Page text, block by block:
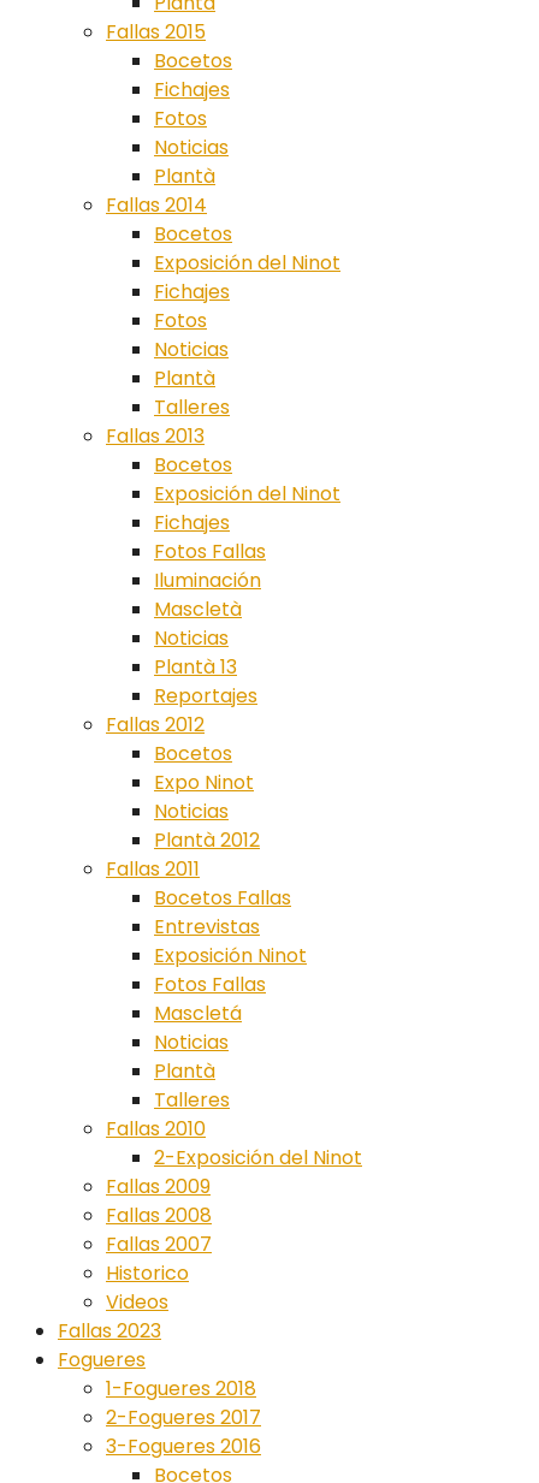
Fallas 2015
Bocetos
Fichajes
Fotos
Noticias
Plantà
Fallas 2014
Bocetos
Exposición del Ninot
Fichajes
Fotos
Noticias
Plantà
Talleres
Fallas 2013
Bocetos
Exposición del Ninot
Fichajes
Fotos Fallas
Iluminación
Mascletà
Noticias
Plantà 13
Reportajes
Fallas 2012
Bocetos
Expo Ninot
Noticias
Plantà 2012
Fallas 2011
Bocetos Fallas
Entrevistas
Exposición Ninot
Fotos Fallas
Mascletá
Noticias
Plantà
Talleres
Fallas 2010
2-Exposición del Ninot
Fallas 2009
Fallas 2008
Fallas 2007
Historico
Videos
Fallas 2023
Fogueres
1-Fogueres 2018
2-Fogueres 2017
3-Fogueres 2016
Bocetos